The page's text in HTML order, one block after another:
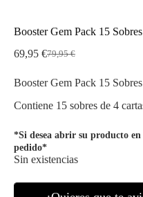
Booster Gem Pack 15
79,95€
El
original
79,95 €.
69,95 €El
actual
69,95 €.
Booster Gem Pack 15
Contiene 15 sobres de 4
*Si desea abrir su producto
pedido*
Sin existencias